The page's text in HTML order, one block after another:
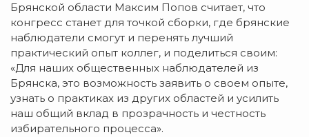
Брянской области Максим Попов считает, что
конгресс станет для точкой сборки, где брянские
наблюдатели смогут и перенять лучший
практический опыт коллег, и поделиться своим:
«Для наших общественных наблюдателей из
Брянска, это возможность заявить о своем опыте,
узнать о практиках из других областей и усилить
наш общий вклад в прозрачность и честность
избирательного процесса».